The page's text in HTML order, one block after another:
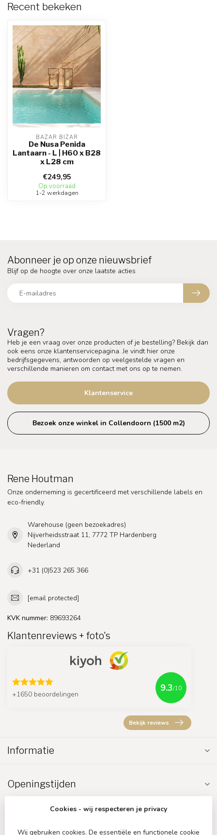
Recent bekeken
BAZAR BIZAR
De Nusa Penida
Lantaarn - L | H60 x B28
x L28 cm
€249,95
Op voorraad
1-2 werkdagen
Vragen?
Heb je een vraag over onze producten of je bestelling? Bekijk dan
ook eens onze klantenservicepagina. Je vindt hier onze
bedrijfsgegevens, antwoorden op veelgestelde vragen en
verschillende manieren om contact met ons op te nemen.
Klantenservice
Bezoek onze winkel in Collendoorn (1500 m2)
Abonneer je op onze nieuwsbrief
Blijf op de hoogte over onze laatste acties
Rene Houtman
Onze onderneming is gecertificeerd met verschillende labels en
eco-friendly.
Warehouse (geen bezoekadres)
Nijverheidsstraat 11, 7772 TP Hardenberg
Nederland
+31 (0)523 265 366
[email protected]
KVK nummer: 89693264
Klantenreviews + foto's
+1650 beoordelingen
9.3/10
Bekijk reviews
Informatie
Openingstijden
Cookies - wij respecteren je privacy
Wij gebruiken cookies. De essentiële en functionele cookie